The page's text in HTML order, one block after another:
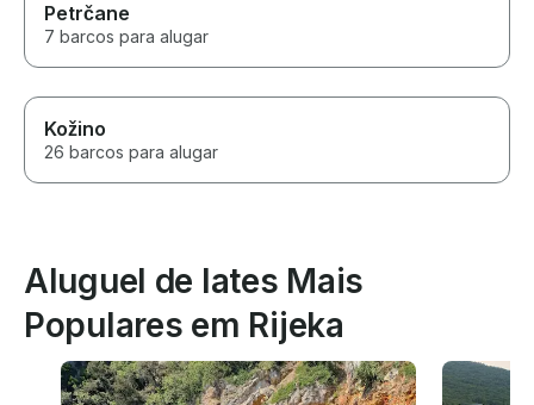
Petrčane
7 barcos para alugar
Kožino
26 barcos para alugar
Aluguel de Iates Mais
Populares em Rijeka